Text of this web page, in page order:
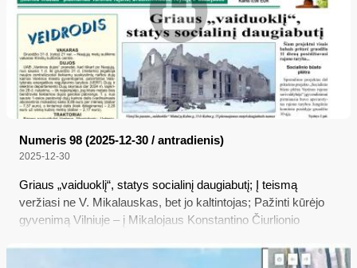
prašymą nagrinėti iš naujo; o kaip tas vyko, D. Atajeva
aprašė šiame naujajame savo straipsnyje...
Numeris 98 (2025-12-30 / antradienis)
2025-12-30
Griaus „vaiduoklį“, statys socialinį daugiabutį; Į teismą
veržiasi ne V. Mikalauskas, bet jo kaltintojas; Pažinti kūrėjo
gyvenimą Vilniuje – į Mikalojaus Konstantino Čiurlionio